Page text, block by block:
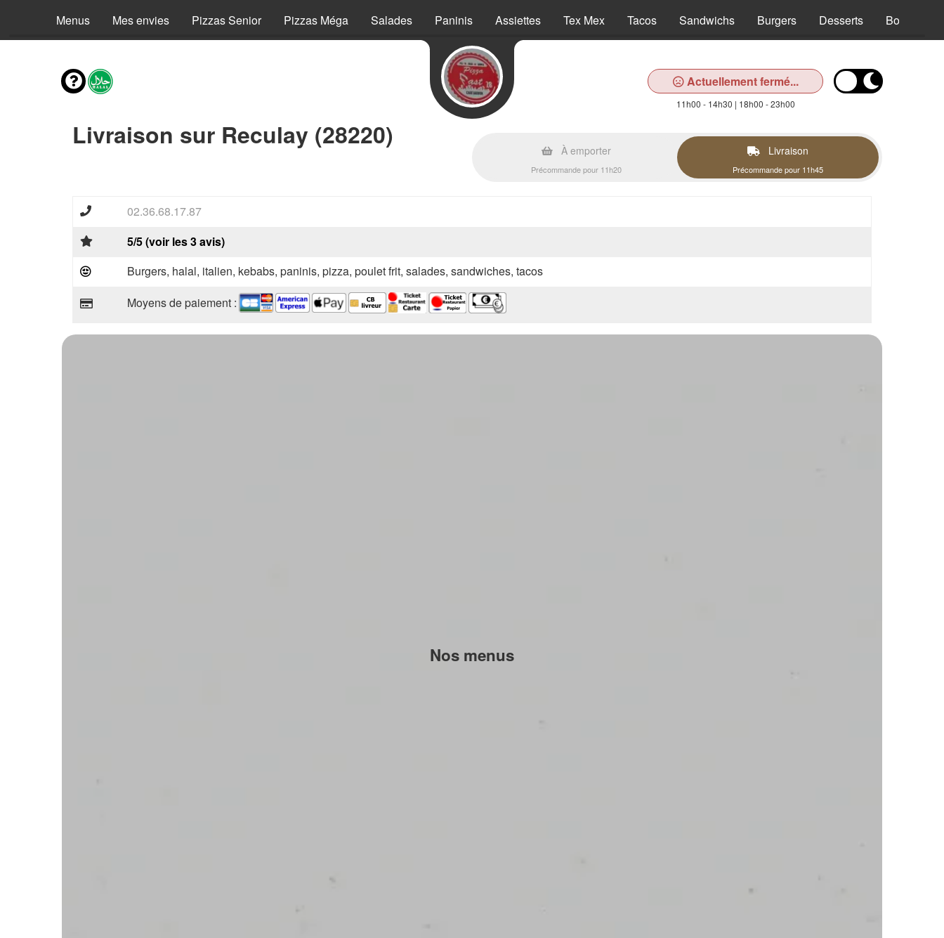
Menus Mes envies Pizzas Senior Pizzas Méga Salades Paninis Assiettes Tex Mex Tacos Sandwichs Burgers Desserts Boissons
Actuellement fermé...
11h00 - 14h30 | 18h00 - 23h00
Livraison sur Reculay (28220) À emporter
Précommande pour 11h20
Livraison
Précommande pour 11h45
02.36.68.17.87
5/5 (voir les 3 avis)
Burgers, halal, italien, kebabs, paninis, pizza, poulet frit, salades, sandwiches, tacos
Moyens de paiement :
Nos menus